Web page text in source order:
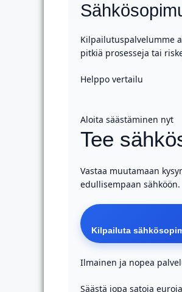
Kilpailutuspalvelumme
pitkiä prosesseja tai
Helppo vertailu
Aloita säästäminen nyt
Tee
Vastaa muutamaan
edullisempaan sähköön.
Kilpailuta
Ilmainen ja nopea
Säästä jopa satoja